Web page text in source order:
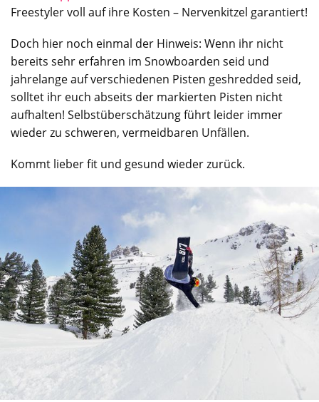
Freestyler voll auf ihre Kosten – Nervenkitzel garantiert!
Doch hier noch einmal der Hinweis: Wenn ihr nicht
bereits sehr erfahren im Snowboarden seid und
jahrelange auf verschiedenen Pisten geshredded seid,
solltet ihr euch abseits der markierten Pisten nicht
aufhalten! Selbstüberschätzung führt leider immer
wieder zu schweren, vermeidbaren Unfällen.
Kommt lieber fit und gesund wieder zurück.